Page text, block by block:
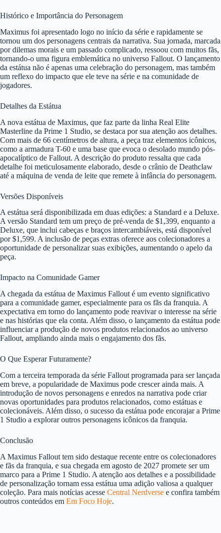
Histórico e Importância do Personagem
Maximus foi apresentado logo no início da série e rapidamente se
tornou um dos personagens centrais da narrativa. Sua jornada, marcada
por dilemas morais e um passado complicado, ressoou com muitos fãs,
tornando-o uma figura emblemática no universo Fallout. O lançamento
da estátua não é apenas uma celebração do personagem, mas também
um reflexo do impacto que ele teve na série e na comunidade de
jogadores.
Detalhes da Estátua
A nova estátua de Maximus, que faz parte da linha Real Elite
Masterline da Prime 1 Studio, se destaca por sua atenção aos detalhes.
Com mais de 66 centímetros de altura, a peça traz elementos icônicos,
como a armadura T-60 e uma base que evoca o desolado mundo pós-
apocalíptico de Fallout. A descrição do produto ressalta que cada
detalhe foi meticulosamente elaborado, desde o crânio de Deathclaw
até a máquina de venda de leite que remete à infância do personagem.
Versões Disponíveis
A estátua será disponibilizada em duas edições: a Standard e a Deluxe.
A versão Standard tem um preço de pré-venda de $1,399, enquanto a
Deluxe, que inclui cabeças e braços intercambiáveis, está disponível
por $1,599. A inclusão de peças extras oferece aos colecionadores a
oportunidade de personalizar suas exibições, aumentando o apelo da
peça.
Impacto na Comunidade Gamer
A chegada da estátua de Maximus Fallout é um evento significativo
para a comunidade gamer, especialmente para os fãs da franquia. A
expectativa em torno do lançamento pode reavivar o interesse na série
e nas histórias que ela conta. Além disso, o lançamento da estátua pode
influenciar a produção de novos produtos relacionados ao universo
Fallout, ampliando ainda mais o engajamento dos fãs.
O Que Esperar Futuramente?
Com a terceira temporada da série Fallout programada para ser lançada
em breve, a popularidade de Maximus pode crescer ainda mais. A
introdução de novos personagens e enredos na narrativa pode criar
novas oportunidades para produtos relacionados, como estátuas e
colecionáveis. Além disso, o sucesso da estátua pode encorajar a Prime
1 Studio a explorar outros personagens icônicos da franquia.
Conclusão
A Maximus Fallout tem sido destaque recente entre os colecionadores
e fãs da franquia, e sua chegada em agosto de 2027 promete ser um
marco para a Prime 1 Studio. A atenção aos detalhes e a possibilidade
de personalização tornam essa estátua uma adição valiosa a qualquer
coleção. Para mais notícias acesse Central Nerdverse e confira também
outros conteúdos em Em Foco Hoje.